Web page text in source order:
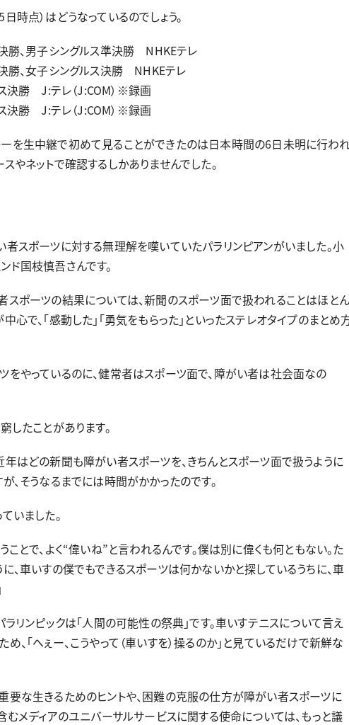
点）はどうなっているのでしょう。
、男子シングルス準決勝 NHKEテレ
勝、女子シングルス決勝 NHKEテレ
決勝 J:テレ（J:COM）※録画
決勝 J:テレ（J:COM）※録画
を生中継で初めて見ることができたのは日本時間の6日未明に行わ
やネットで確認するしかありませんでした。
スポーツに対する無理解を嘆いていたパラリンピアンがいました。小
ド国枝慎吾さんです。
ポーツの結果については、新聞のスポーツ面で扱われることはほとん
心で、「感動した」「勇気をもらった」といったステレオタイプのまとめ
をやっているのに、健常者はスポーツ面で、障がい者は社会面なの
したことがあります。
はどの新聞も障がい者スポーツを、きちんとスポーツ面で扱うように
、そうなるまでには時間がかかったのです。
いました。
ことで、よく“偉いね”と言われるんです。僕は別に偉くも何ともない。た
、車いすの僕でもできるスポーツは何かないかと探しているうちに、車
リンピックは「人間の可能性の祭典」です。車いすテニスについて言え
、「へぇー、こうやって（車いすを）操るのか」と見ているだけで新鮮な
要な生きるためのヒントや、困難の克服の仕方が障がい者スポーツに
むメディアのユニバーサルサービスに関する使命については、もっと議